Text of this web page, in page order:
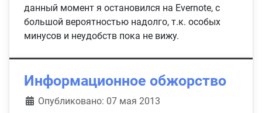
данный момент я остановился на Evernote, с
большой вероятностью надолго, т.к. особых
минусов и неудобств пока не вижу.
Информационное обжорство
Информация о материале
Опубликовано: 07 мая 2013